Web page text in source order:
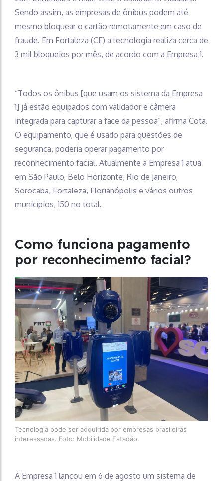
Sendo assim, as empresas de ônibus podem até
mesmo bloquear o cartão remotamente em caso de
fraude. Em Fortaleza (CE) a tecnologia realiza cerca de
3 mil bloqueios por mês, de acordo com a Empresa 1.
“Todos os ônibus [que usam os sistema da Empresa
1] já estão equipados com validador e câmera
integrada para capturar a face da pessoa”, afirma Cota.
O equipamento, que é usado para questões de
segurança, poderia operar pagamento por
reconhecimento facial. Atualmente a Empresa 1 atua
em São Paulo, Belo Horizonte, Rio de Janeiro,
Sorocaba, Fortaleza, Florianópolis e vários outros
municípios, 150 no total.
Como funciona pagamento
por reconhecimento facial?
Tecnologia pode ser adquirida por empresas brasileiras
interessadas. Foto: Mobilidade Estadão.
A Empresa 1 lançou em 6 de agosto um sistema de